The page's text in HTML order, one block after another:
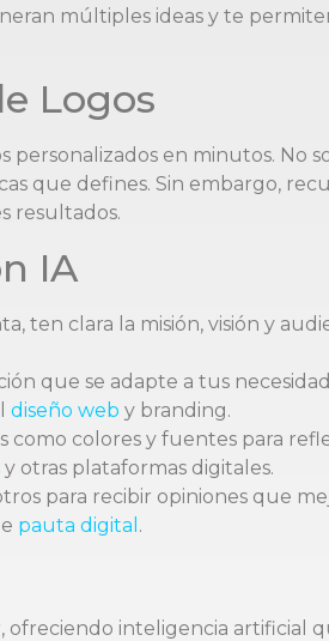
múltiples ideas y te
Logos
en minutos. No
que defines. Sin embargo,
resultados.
IA
ten clara la misión, visión y
que se adapte a tus
diseño web y branding.
como colores y fuentes para
y otras plataformas digitales.
para recibir opiniones que
pauta digital .
ofreciendo inteligencia artificial